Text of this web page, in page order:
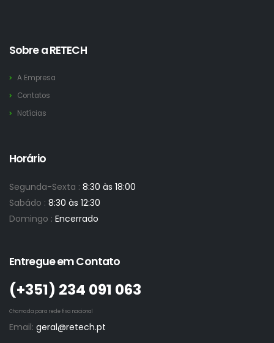
Sobre a RETECH
A Empresa
Contatos
Notícias
Horário
Segunda-Sexta : 8:30 às 18:00
Sabádo : 8:30 às 12:30
Domingo : Encerrado
Entregue em Contato
(+351)­ 234 091 063
Chamada para rede fixa nacional
Email: geral@retech.pt